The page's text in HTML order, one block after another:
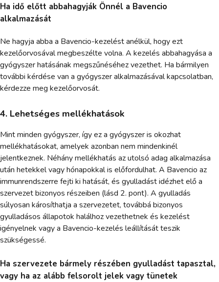
Ha idő előtt abbahagyják Önnél a Bavencio
alkalmazását
Ne hagyja abba a Bavencio-kezelést anélkül, hogy ezt
kezelőorvosával megbeszélte volna. A kezelés abbahagyása a
gyógyszer hatásának megszűnéséhez vezethet. Ha bármilyen
további kérdése van a gyógyszer alkalmazásával kapcsolatban,
kérdezze meg kezelőorvosát.
4. Lehetséges mellékhatások
Mint minden gyógyszer, így ez a gyógyszer is okozhat
mellékhatásokat, amelyek azonban nem mindenkinél
jelentkeznek. Néhány mellékhatás az utolsó adag alkalmazása
után hetekkel vagy hónapokkal is előfordulhat. A Bavencio az
immunrendszerre fejti ki hatását, és gyulladást idézhet elő a
szervezet bizonyos részeiben (lásd 2. pont). A gyulladás
súlyosan károsíthatja a szervezetet, továbbá bizonyos
gyulladásos állapotok halálhoz vezethetnek és kezelést
igényelnek vagy a Bavencio-kezelés leállítását teszik
szükségessé.
Ha szervezete bármely részében gyulladást tapasztal,
vagy ha az alább felsorolt jelek vagy tünetek